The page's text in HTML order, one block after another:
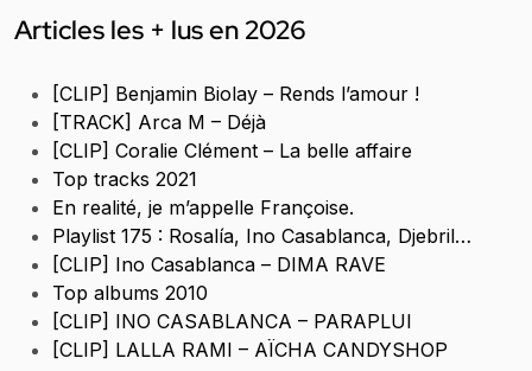
Articles les + lus en 2026
[CLIP] Benjamin Biolay – Rends l’amour !
[TRACK] Arca M – Déjà
[CLIP] Coralie Clément – La belle affaire
Top tracks 2021
En realité, je m’appelle Françoise.
Playlist 175 : Rosalía, Ino Casablanca, Djebril…
[CLIP] Ino Casablanca – DIMA RAVE
Top albums 2010
[CLIP] INO CASABLANCA – PARAPLUI
[CLIP] LALLA RAMI – AÏCHA CANDYSHOP